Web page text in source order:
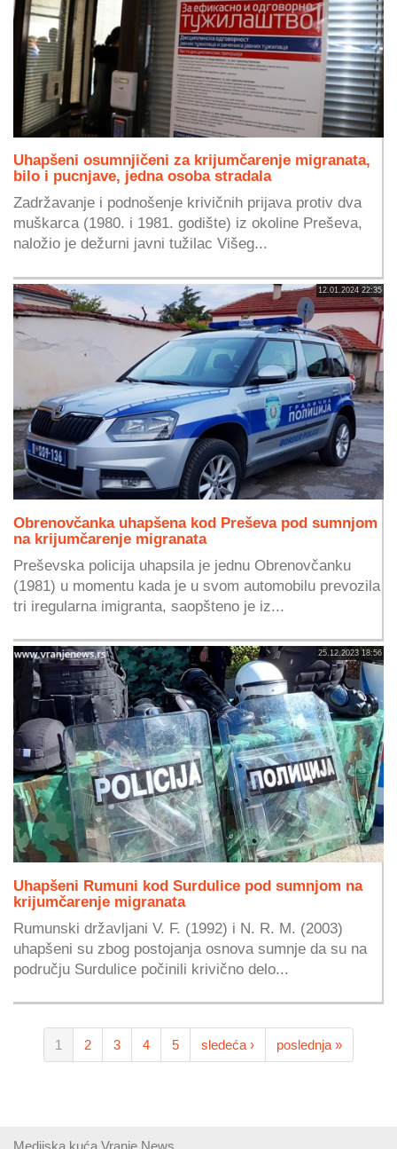
Uhapšeni osumnjičeni za krijumčarenje migranata,
bilo i pucnjave, jedna osoba stradala
Zadržavanje i podnošenje krivičnih prijava protiv dva
muškarca (1980. i 1981. godište) iz okoline Preševa,
naložio je dežurni javni tužilac Višeg...
12.01.2024 22:35
Obrenovčanka uhapšena kod Preševa pod sumnjom
na krijumčarenje migranata
Preševska policija uhapsila je jednu Obrenovčanku
(1981) u momentu kada je u svom automobilu prevozila
tri iregularna imigranta, saopšteno je iz...
25.12.2023 18:56
Uhapšeni Rumuni kod Surdulice pod sumnjom na
krijumčarenje migranata
Rumunski državljani V. F. (1992) i N. R. M. (2003)
uhapšeni su zbog postojanja osnova sumnje da su na
području Surdulice počinili krivično delo...
1 2 3 4 5 sledeća › poslednja »
Medijska kuća Vranje News